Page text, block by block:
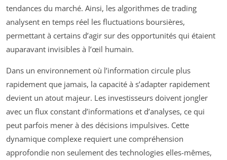
tendances du marché. Ainsi, les algorithmes de trading
analysent en temps réel les fluctuations boursières,
permettant à certains d’agir sur des opportunités qui étaient
auparavant invisibles à l’œil humain.
Dans un environnement où l’information circule plus
rapidement que jamais, la capacité à s’adapter rapidement
devient un atout majeur. Les investisseurs doivent jongler
avec un flux constant d’informations et d’analyses, ce qui
peut parfois mener à des décisions impulsives. Cette
dynamique complexe requiert une compréhension
approfondie non seulement des technologies elles-mêmes,